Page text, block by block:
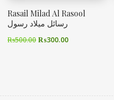
Rasail Milad Al Rasool
رسائل میلاد رسول
₨500.00 ₨300.00